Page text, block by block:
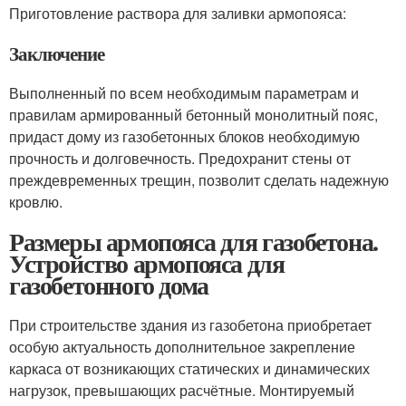
Приготовление раствора для заливки армопояса:
Заключение
Выполненный по всем необходимым параметрам и
правилам армированный бетонный монолитный пояс,
придаст дому из газобетонных блоков необходимую
прочность и долговечность. Предохранит стены от
преждевременных трещин, позволит сделать надежную
кровлю.
Размеры армопояса для газобетона.
Устройство армопояса для
газобетонного дома
При строительстве здания из газобетона приобретает
особую актуальность дополнительное закрепление
каркаса от возникающих статических и динамических
нагрузок, превышающих расчётные. Монтируемый